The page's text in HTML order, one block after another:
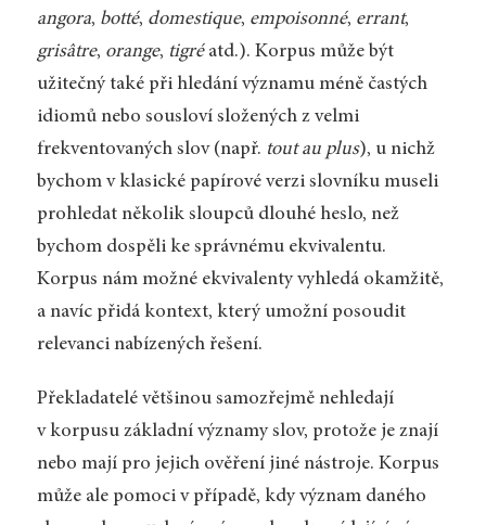
angora, botté, domestique, empoisonné, errant,
grisâtre, orange, tigréatd.). Korpus může být
užitečný také při hledání významu méně častých
idiomů nebo sousloví složených z velmi
frekventovaných slov (např. tout au plus), u nichž
bychom v klasické papírové verzi slovníku museli
prohledat několik sloupců dlouhé heslo, než
bychom dospěli ke správnému ekvivalentu.
Korpus nám možné ekvivalenty vyhledá okamžitě,
a navíc přidá kontext, který umožní posoudit
relevanci nabízených řešení.
Překladatelé většinou samozřejmě nehledají
v korpusu základní významy slov, protože je znají
nebo mají pro jejich ověření jiné nástroje. Korpus
může ale pomoci v případě, kdy význam daného